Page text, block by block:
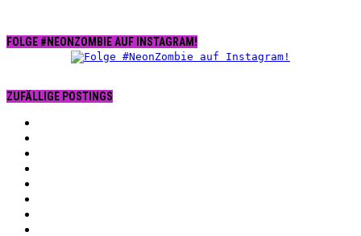
FOLGE #NEONZOMBIE AUF INSTAGRAM!
ZUFÄLLIGE POSTINGS